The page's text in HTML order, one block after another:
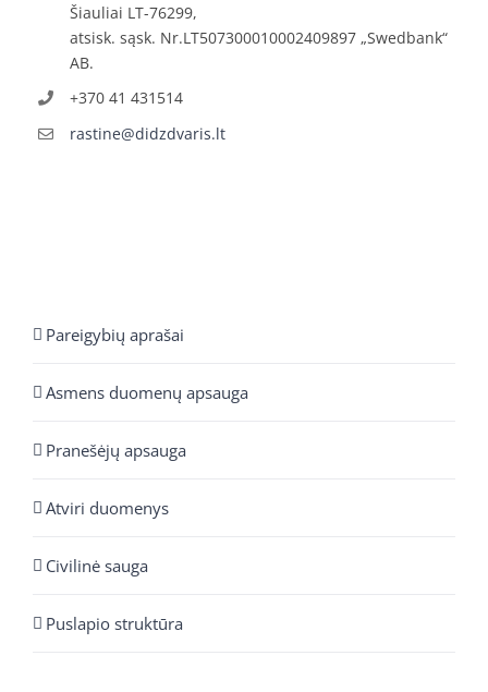
Šiauliai LT-76299,
atsisk. sąsk. Nr.LT507300010002409897 „Swedbank“
AB.
+370 41 431514
rastine@didzdvaris.lt
Pareigybių aprašai
Asmens duomenų apsauga
Pranešėjų apsauga
Atviri duomenys
Civilinė sauga
Puslapio struktūra